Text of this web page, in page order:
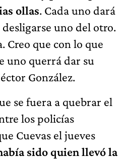
ollas. Cada uno dará
uno del otro.
Creo que con lo que
uno querrá dar su
González.
se fuera a quebrar el
los policías
Cuevas el jueves
sido quien llevó la